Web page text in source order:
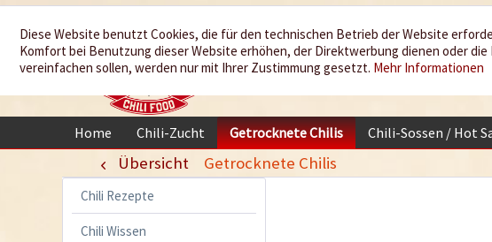
Wir würzen
Ihr Leben
Home Chili-Zucht Getrocknete Chilis Chili-Sossen / Hot
Übersicht Getrocknete Chilis
Chili Rezepte
Chili Wissen
Diese Website benutzt Cookies, die für den technischen Betrieb der Website
Komfort bei Benutzung dieser Website erhöhen, der Direktwerbung dienen oder
vereinfachen sollen, werden nur mit Ihrer Zustimmung gesetzt. Mehr Informationen